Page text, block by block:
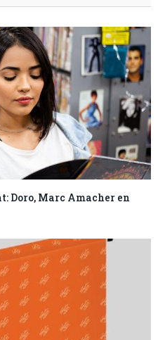
Doro, Marc Amacher en